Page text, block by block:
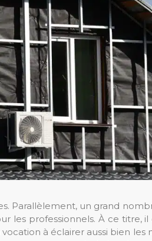
Parallèlement, un grand
les professionnels. À ce titre, il
vocation à éclairer aussi bien